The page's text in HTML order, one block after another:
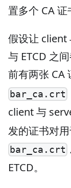
置多个 CA 证
假设让 client
与 ETCD 之
前有两张 CA
bar_ca.crt
client 与
发的证书对
bar_ca.crt
ETCD。